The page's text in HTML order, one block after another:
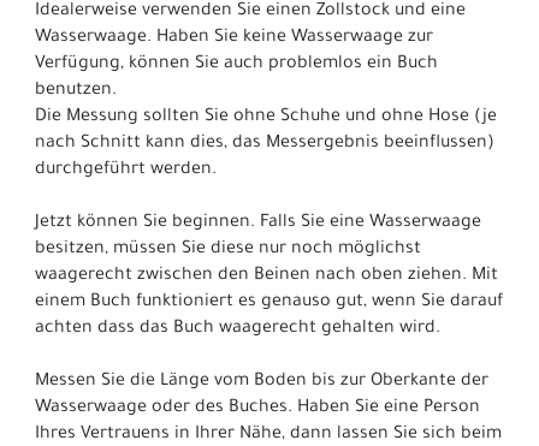
Idealerweise verwenden Sie einen Zollstock und eine
Wasserwaage. Haben Sie keine Wasserwaage zur
Verfügung, können Sie auch problemlos ein Buch
benutzen.
Die Messung sollten Sie ohne Schuhe und ohne Hose (je
nach Schnitt kann dies, das Messergebnis beeinflussen)
durchgeführt werden.
Jetzt können Sie beginnen. Falls Sie eine Wasserwaage
besitzen, müssen Sie diese nur noch möglichst
waagerecht zwischen den Beinen nach oben ziehen. Mit
einem Buch funktioniert es genauso gut, wenn Sie darauf
achten dass das Buch waagerecht gehalten wird.
Messen Sie die Länge vom Boden bis zur Oberkante der
Wasserwaage oder des Buches. Haben Sie eine Person
Ihres Vertrauens in Ihrer Nähe, dann lassen Sie sich beim